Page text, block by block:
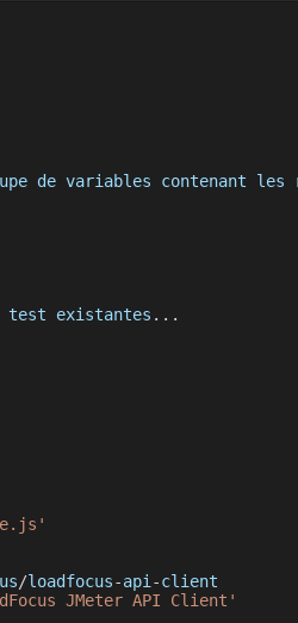
de variables contenant les
test existantes ...
/loadfocus-api -client
JMeter API Client'